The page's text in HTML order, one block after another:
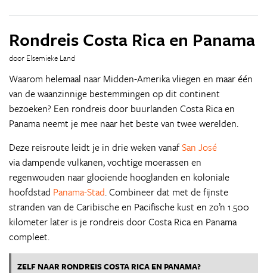
Rondreis Costa Rica en Panama
door Elsemieke Land
Waarom helemaal naar Midden-Amerika vliegen en maar één
van de waanzinnige bestemmingen op dit continent
bezoeken? Een rondreis door buurlanden Costa Rica en
Panama neemt je mee naar het beste van twee werelden.
Deze reisroute leidt je in drie weken vanafSan José
via dampende vulkanen, vochtige moerassen en
regenwouden naar glooiende hooglanden en koloniale
hoofdstad Panama-Stad. Combineer dat met de fijnste
stranden van de Caribische en Pacifische kust en zo’n 1.500
kilometer later is je rondreis door Costa Rica en Panama
compleet.
ZELF NAAR RONDREIS COSTA RICA EN PANAMA?